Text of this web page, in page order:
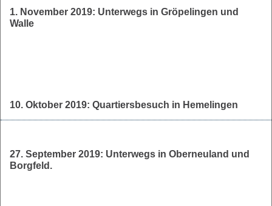
1. November 2019: Unterwegs in Gröpelingen und
Walle
10. Oktober 2019: Quartiersbesuch in Hemelingen
27. September 2019: Unterwegs in Oberneuland und
Borgfeld.